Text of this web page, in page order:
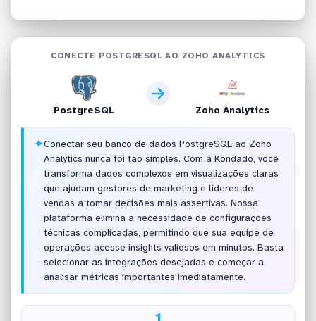
CONECTE POSTGRESQL AO ZOHO ANALYTICS
PostgreSQL Zoho Analytics
✦Conectar seu banco de dados PostgreSQL ao Zoho
Analytics nunca foi tão simples. Com a Kondado, você
transforma dados complexos em visualizações claras
que ajudam gestores de marketing e líderes de
vendas a tomar decisões mais assertivas. Nossa
plataforma elimina a necessidade de configurações
técnicas complicadas, permitindo que sua equipe de
operações acesse insights valiosos em minutos. Basta
selecionar as integrações desejadas e começar a
analisar métricas importantes imediatamente.